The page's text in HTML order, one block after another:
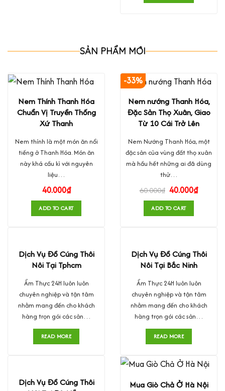
SẢN PHẨM MỚI
Nem Thính Thanh Hóa
Chuẩn Vị Truyền Thống
Xứ Thanh
Nem thính là một món ăn nổi
tiếng ở Thanh Hóa. Món ăn
này khá cầu kì với nguyên
liệu…
40.000₫
ADD TO CART
-33%
Nem nướng Thanh Hóa,
Đặc Sản Thọ Xuân, Giao
Từ 10 Cái Trở Lên
Nem Nướng Thanh Hóa, một
đặc sản của vùng đất thọ xuân
mà hầu hết những ai đã dùng
thử…
60.000₫ 40.000₫
ADD TO CART
Dịch Vụ Đồ Cúng Thôi
Nôi Tại Tphcm
Ẩm Thực 24H luôn luôn
chuyên nghiệp và tận tâm
nhằm mang đến cho khách
hàng trọn gói các sản…
READ MORE
Dịch Vụ Đồ Cúng Thôi
Nôi Tại Bắc Ninh
Ẩm Thực 24H luôn luôn
chuyên nghiệp và tận tâm
nhằm mang đến cho khách
hàng trọn gói các sản…
READ MORE
Dịch Vụ Đồ Cúng Thôi
Mua Giò Chả Ở Hà Nội